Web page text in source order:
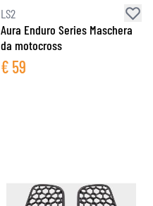
LS2
Aura Enduro Series Maschera
da motocross
€ 59